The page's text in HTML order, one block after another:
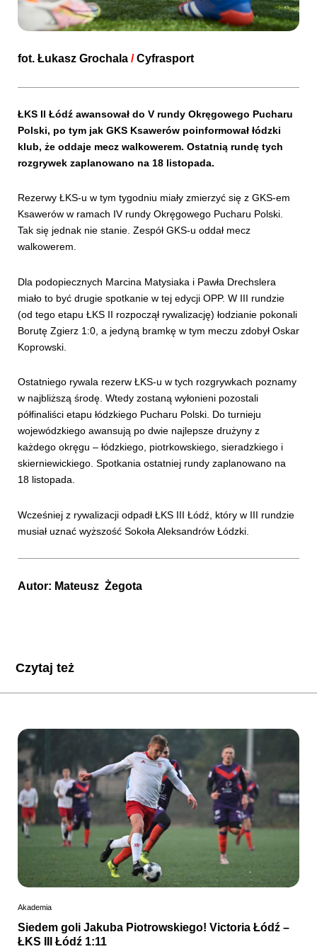
SKLEP KUP BILET
fot. Łukasz Grochala /Cyfrasport
ŁKS II Łódź awansował do V rundy Okręgowego Pucharu
Polski, po tym jak GKS Ksawerów poinformował łódzki
klub, że oddaje mecz walkowerem. Ostatnią rundę tych
rozgrywek zaplanowano na 18 listopada.
Rezerwy ŁKS-u w tym tygodniu miały zmierzyć się z GKS-em
Ksawerów w ramach IV rundy Okręgowego Pucharu Polski.
Tak się jednak nie stanie. Zespół GKS-u oddał mecz
walkowerem.
Dla podopiecznych Marcina Matysiaka i Pawła Drechslera
miało to być drugie spotkanie w tej edycji OPP. W III rundzie
(od tego etapu ŁKS II rozpoczął rywalizację) łodzianie pokonali
Borutę Zgierz 1:0, a jedyną bramkę w tym meczu zdobył Oskar
Koprowski.
Ostatniego rywala rezerw ŁKS-u w tych rozgrywkach poznamy
w najbliższą środę. Wtedy zostaną wyłonieni pozostali
półfinaliści etapu łódzkiego Pucharu Polski. Do turnieju
wojewódzkiego awansują po dwie najlepsze drużyny z
każdego okręgu – łódzkiego, piotrkowskiego, sieradzkiego i
skierniewickiego. Spotkania ostatniej rundy zaplanowano na
18 listopada.
Wcześniej z rywalizacji odpadł ŁKS III Łódź, który w III rundzie
musiał uznać wyższość Sokoła Aleksandrów Łódzki.
Autor: Mateusz Żegota
Czytaj też
Akademia
Siedem goli Jakuba Piotrowskiego! Victoria Łódź –
ŁKS III Łódź 1:11